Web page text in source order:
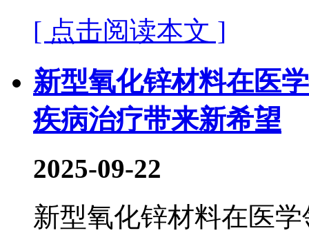
[ 点击阅读本文 ]
新型氧化锌材料在医
疾病治疗带来新希望
2025-09-22
新型氧化锌材料在医